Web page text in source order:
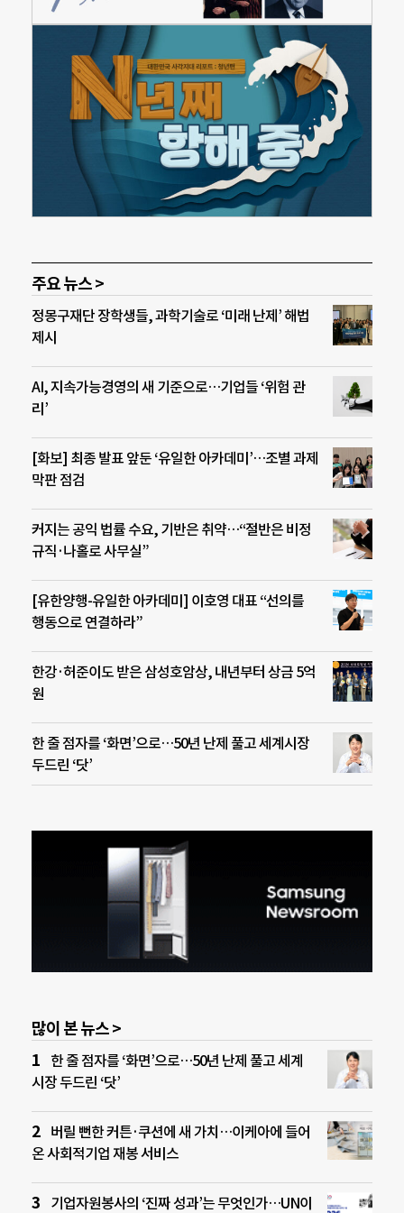
주요 뉴스 >
정몽구재단 장학생들, 과학기술로 ‘미래 난제’ 해법
제시
AI, 지속가능경영의 새 기준으로…기업들 ‘위험 관
리’
[화보] 최종 발표 앞둔 ‘유일한 아카데미’…조별 과제
막판 점검
커지는 공익 법률 수요, 기반은 취약…“절반은 비정
규직·나홀로 사무실”
[유한양행-유일한 아카데미] 이호영 대표 “선의를
행동으로 연결하라”
한강·허준이도 받은 삼성호암상, 내년부터 상금 5억
원
한 줄 점자를 ‘화면’으로…50년 난제 풀고 세계시장
두드린 ‘닷’
많이 본 뉴스 >
한 줄 점자를 ‘화면’으로…50년 난제 풀고 세계
시장 두드린 ‘닷’
버릴 뻔한 커튼·쿠션에 새 가치…이케아에 들어
온 사회적기업 재봉 서비스
기업자원봉사의 ‘진짜 성과’는 무엇인가…UN이